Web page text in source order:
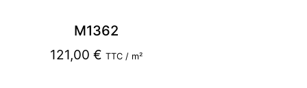
M1362
121,00€ TTC / m²